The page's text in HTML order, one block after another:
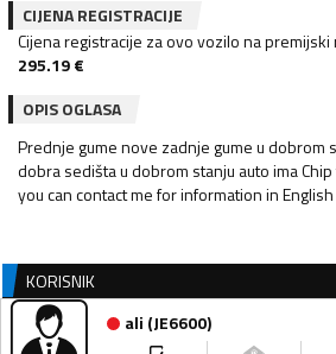
CIJENA REGISTRACIJE
Cijena registracije za ovo vozilo na
295.19€
OPIS OGLASA
Prednje gume nove zadnje gume u dobrom
dobra sedišta u dobrom stanju auto ima
you can contact me for information in English
KORISNIK
ali (JE6600)